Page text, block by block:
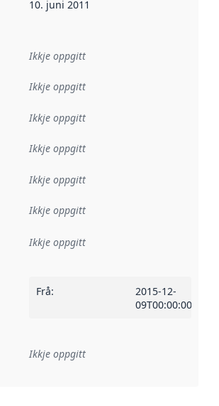
Denne datoen seier når dataa i dette
10. juni 2011
Ikkje oppgitt
Ikkje oppgitt
Ikkje oppgitt
Ikkje oppgitt
Ikkje oppgitt
Ikkje oppgitt
Ikkje oppgitt
Frå:
2015-12-
09T00:00:00Z
Referanse til ei implementeringsregel eller
Ikkje oppgitt